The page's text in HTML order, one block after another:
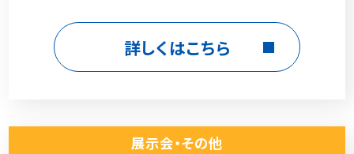
詳しくはこちら
展示会・その他